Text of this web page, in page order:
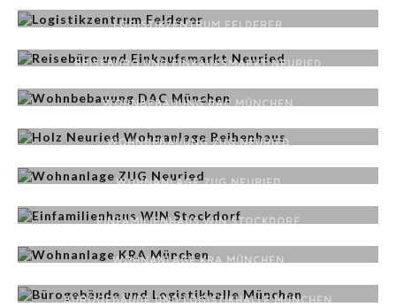
LOGISTIKZENTRUM FELDERER
REISEBÜRO UND EINKAUFSMARKT NEURIED
WOHNBEBAUUNG DAC MÜNCHEN
WOHNBEBAUUNG ZUG NEURIED
WOHNANLAGE ZUG NEURIED
EINFAMILIENHAUS WIN STOCKDORF
WOHNANLAGE KRA MÜNCHEN
BÜROGEBÄUDE UND LOGISTIKHALLE MÜNCHEN